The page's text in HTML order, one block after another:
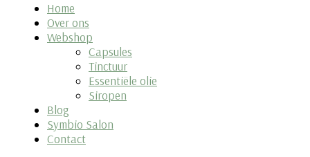
Home
Over ons
Webshop
Capsules
Tinctuur
Essentiële olie
Siropen
Blog
Symbio Salon
Contact